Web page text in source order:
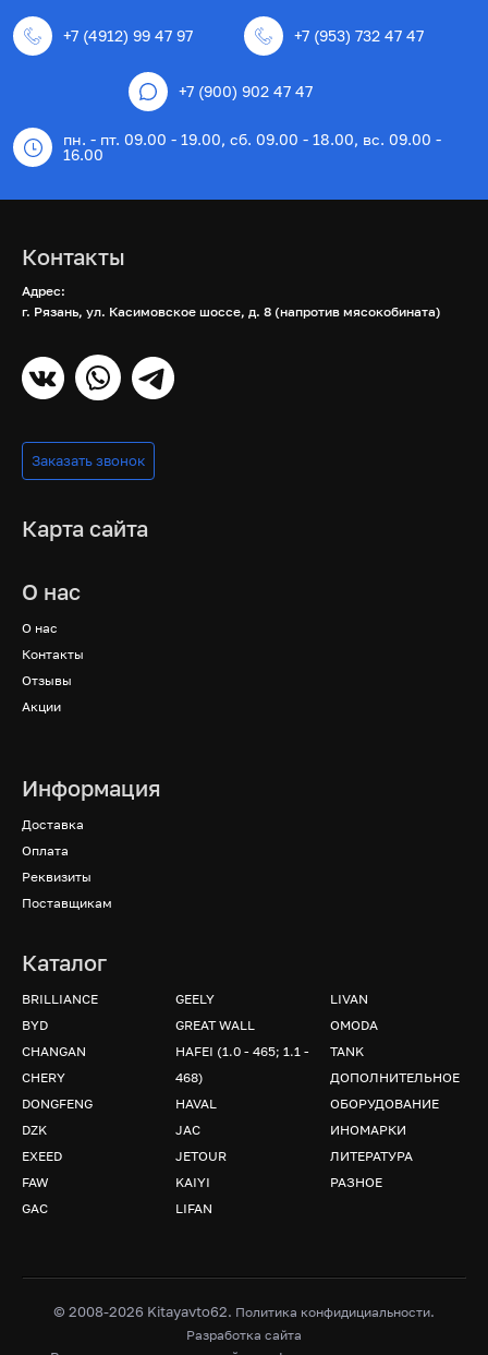
+7 (4912) 99 47 97 +7 (953) 732 47 47
+7 (900) 902 47 47
пн. - пт. 09.00 - 19.00, сб. 09.00 - 18.00, вс. 09.00 -
16.00
Контакты
Адрес:
г. Рязань, ул. Касимовское шоссе, д. 8 (напротив мясокобината)
Заказать звонок
Карта сайта
О нас
О нас
Контакты
Отзывы
Акции
Информация
Доставка
Оплата
Реквизиты
Поставщикам
Каталог
BRILLIANCE
BYD
CHANGAN
CHERY
DONGFENG
DZK
EXEED
FAW
GAC
GEELY
GREAT WALL
HAFEI (1.0 - 465; 1.1 -
468)
HAVAL
JAC
JETOUR
KAIYI
LIFAN
LIVAN
OMODA
TANK
ДОПОЛНИТЕЛЬНОЕ
ОБОРУДОВАНИЕ
ИНОМАРКИ
ЛИТЕРАТУРА
РАЗНОЕ
© 2008-2026 Kitayavto62. Политика конфидициальности.
Разработка сайта